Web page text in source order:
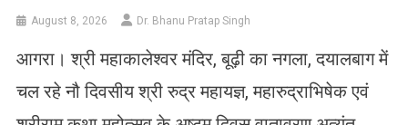
August 8, 2026 Dr. Bhanu Pratap Singh
आगरा। श्री महाकालेश्वर मंदिर, बूढ़ी का नगला, दयालबाग में
चल रहे नौ दिवसीय श्री रुद्र महायज्ञ, महारुद्राभिषेक एवं